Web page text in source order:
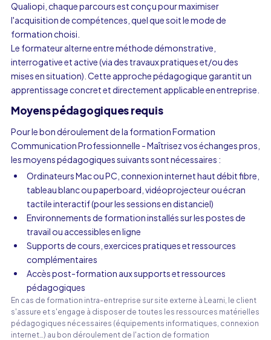
Qualiopi, chaque parcours est conçu pour maximiser
l'acquisition de compétences, quel que soit le mode de
formation choisi.
Le formateur alterne entre méthode démonstrative,
interrogative et active (via des travaux pratiques et/ou des
mises en situation). Cette approche pédagogique garantit un
apprentissage concret et directement applicable en entreprise.
Moyens pédagogiques requis
Pour le bon déroulement de la formation Formation
Communication Professionnelle - Maîtrisez vos échanges pros,
les moyens pédagogiques suivants sont nécessaires :
Ordinateurs Mac ou PC, connexion internet haut débit fibre,
tableau blanc ou paperboard, vidéoprojecteur ou écran
tactile interactif (pour les sessions en distanciel)
Environnements de formation installés sur les postes de
travail ou accessibles en ligne
Supports de cours, exercices pratiques et ressources
complémentaires
Accès post-formation aux supports et ressources
pédagogiques
En cas de formation intra-entreprise sur site externe à Learni, le client
s'assure et s'engage à disposer de toutes les ressources matérielles
pédagogiques nécessaires (équipements informatiques, connexion
internet…) au bon déroulement de l'action de formation